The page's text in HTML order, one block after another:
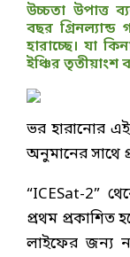
উচ্চতা উপাত্ত
বছর
হারাচ্ছে। যা
ইঞ্চির তৃতীয়াংশ
ভর হারানোর
অনুমানের সাথে
“ICESat-2”
প্রথম প্রকাশিত
লাইফের জন্য